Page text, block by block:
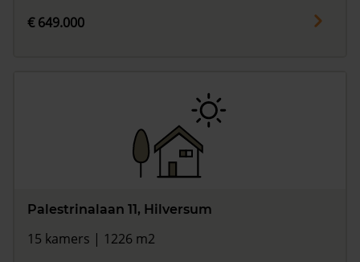
€ 649.000
Palestrinalaan 11, Hilversum
15 kamers | 1226 m2